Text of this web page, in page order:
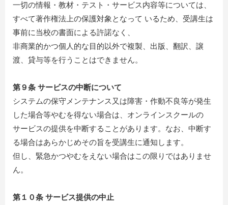
一切の情報・教材・テスト・サービス内容等については、
すべて著作権法上の保護対象となって いるため、受講生は
事前に当校の書面による許諾なく、
非商業的かつ個人的な目的以外で複製、出版、翻訳、譲
渡、貸与等を行うことはできません。
第９条 サービスの中断について
システムの保守メンテナンス又は障害・作動不良等が発生
した場合等やむを得ない場合は、オンラインスクールの
サービスの提供を中断することがあります。なお、中断す
る場合はあらかじめその旨を受講生に通知します。
但し、緊急かつやむをえない場合はこの限りではありませ
ん。
第１０条 サービス提供の中止